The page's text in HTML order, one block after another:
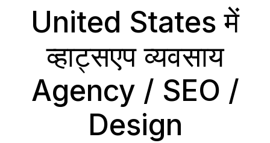
United States में
व्हाट्सएप व्यवसाय
Agency / SEO /
Design